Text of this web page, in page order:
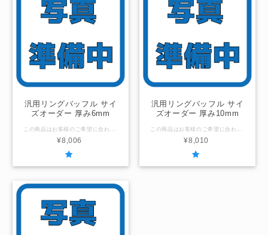
汎用リングバッフル サイ
ズオーダー 厚み6mm
¥8,006
汎用リングバッフル サイ
ズオーダー 厚み10mm
¥8,010